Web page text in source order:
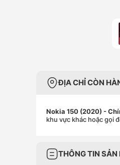
ĐỊA CHỈ CÒN
Nokia 150 (2020) -
khu vực khác hoặc gọi
THÔNG TIN SẢN